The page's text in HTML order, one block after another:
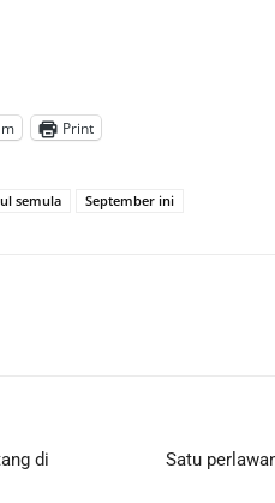
Print
semula September ini
di
Satu